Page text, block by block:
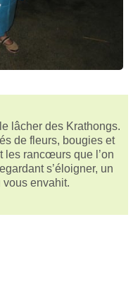
lâcher des Krathongs.
de fleurs, bougies et
les rancœurs que l’on
s’éloigner, un
envahit.